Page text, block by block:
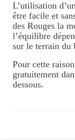
L’utilisation
être facile et
des Rouges la
l’équilibre
sur le terrain du
Pour cette
gratuitement
dessous.